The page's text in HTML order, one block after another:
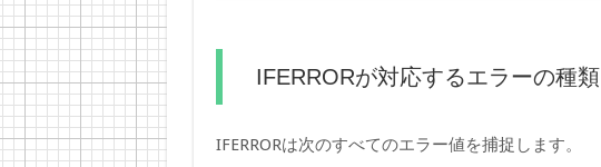
IFERRORが対応するエラーの種類
IFERRORは次のすべてのエラー値を捕捉します。